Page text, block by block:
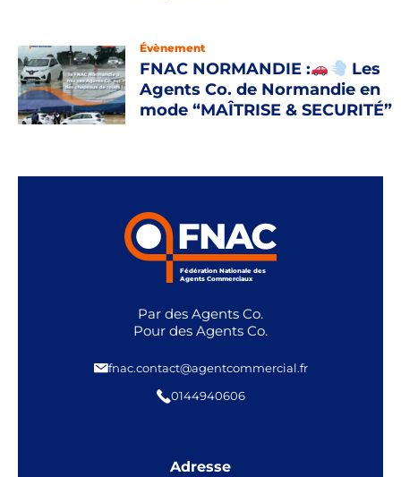
Évènement
FNAC NORMANDIE :
Les
Agents Co. de Normandie en
mode “MAÎTRISE & SECURITÉ”
Fédération Nationale des
Agents Commerciaux
Par des Agents Co.
Pour des Agents Co.
fnac.contact@agentcommercial.fr
0144940606
Adresse